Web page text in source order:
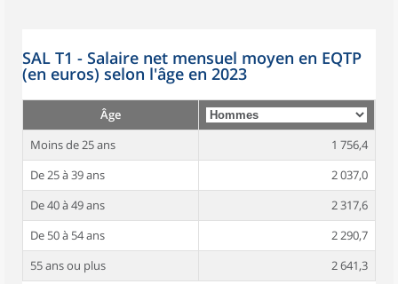
SAL T1 - Salaire net mensuel moyen en EQTP
(en euros) selon l'âge en 2023
Âge
Moins de 25 ans
1 756,4
De 25 à 39 ans
2 037,0
De 40 à 49 ans
2 317,6
De 50 à 54 ans
2 290,7
55 ans ou plus
2 641,3